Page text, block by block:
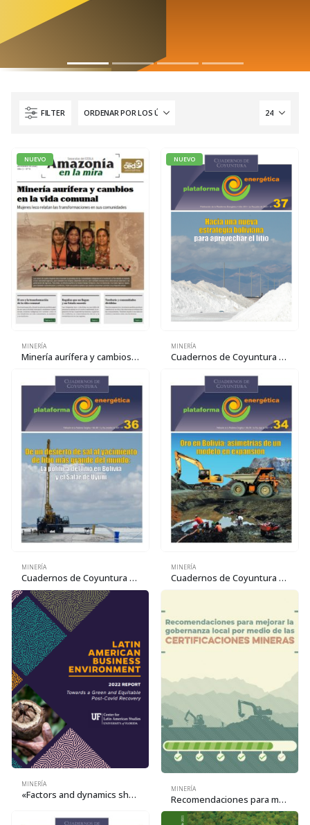
FILTER
NUEVO
MINERÍA
Minería aurífera y cambios en la vida comunal
NUEVO
MINERÍA
Cuadernos de Coyuntura 37: Hacia una nueva estrategia boliviana para aprovechar el litio
MINERÍA
Cuadernos de Coyuntura 36: De un desierto de sal al yacimiento de litio más grande del mundo
MINERÍA
Cuadernos de Coyuntura 34: Oro en Bolivia: asimetrías de un modelo en expansión
MINERÍA
«Factors and dynamics shaping the business environment for gold production in Bolivia» (Latin American Business Environment – Report 2022) MINERÍA
Recomendaciones para mejorar la gobernanza local por medio de las certificaciones mineras